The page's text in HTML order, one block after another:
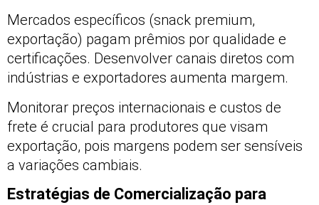
Mercados específicos (snack premium,
exportação) pagam prêmios por qualidade e
certificações. Desenvolver canais diretos com
indústrias e exportadores aumenta margem.
Monitorar preços internacionais e custos de
frete é crucial para produtores que visam
exportação, pois margens podem ser sensíveis
a variações cambiais.
Estratégias de Comercialização para